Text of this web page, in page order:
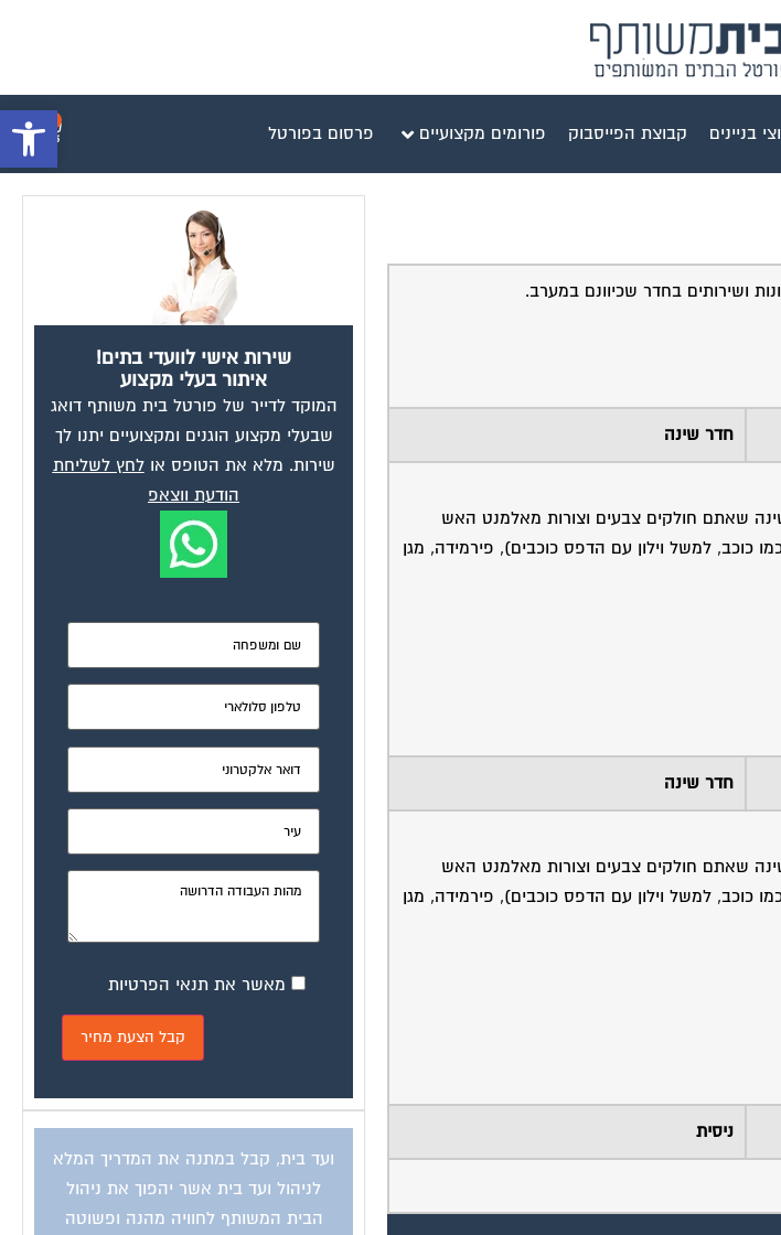
פתח בניינים קבוצת הפייסבוק פורומים מקצועיים פרסום בפורטל
ושירותים בחדר שכיוונם במערב.
חדר שינה
שאתם חולקים צבעים וצורות מאלמנט האש
כוכב, למשל וילון עם הדפס כוכבים), פירמידה, מגן
חדר שינה
שאתם חולקים צבעים וצורות מאלמנט האש
כוכב, למשל וילון עם הדפס כוכבים), פירמידה, מגן
ניסית
שירות אישי לוועדי בתים!
איתור בעלי מקצוע
המוקד לדייר של פורטל בית משותף דואג
שבעלי מקצוע הוגנים ומקצועיים יתנו לך
שירות. מלא את הטופס אולחץ לשליחת
הודעת ווצאפ
מאשר את תנאי הפרטיות
ועד בית, קבל במתנה את המדריך המלא
לניהול ועד בית אשר יהפוך את ניהול
הבית המשותף לחוויה מהנה ופשוטה